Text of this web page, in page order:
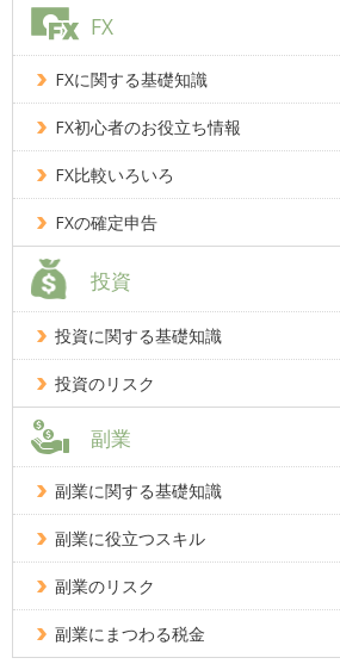
FX
FXに関する基礎知識
FX初心者のお役立ち情報
FX比較いろいろ
FXの確定申告
投資
投資に関する基礎知識
投資のリスク
副業
副業に関する基礎知識
副業に役立つスキル
副業のリスク
副業にまつわる税金